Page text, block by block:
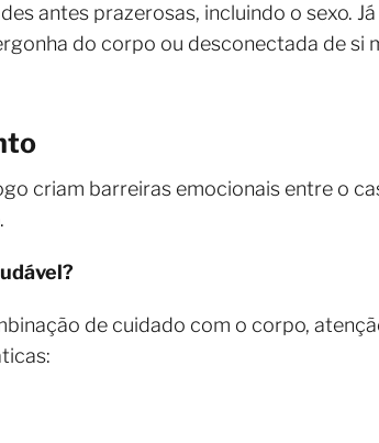
antes prazerosas, incluindo o sexo.
do corpo ou desconectada de si
criam barreiras emocionais entre o
de cuidado com o corpo,